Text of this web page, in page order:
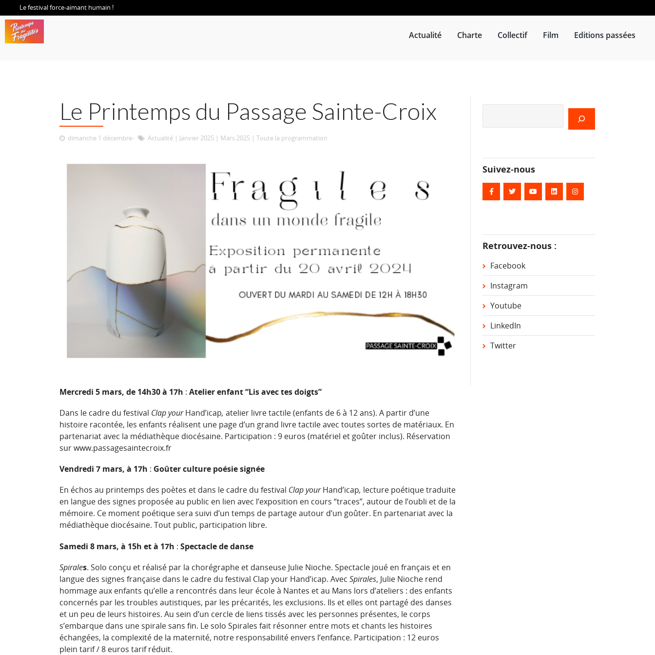
Le festival force-aimant humain !
Actualité Charte Collectif Film Editions passées
Le Printemps du Passage Sainte-Croix
dimanche 1 décembre Actualité | Janvier 2025 | Mars 2025 | Toute la programmation
Mercredi 5 mars, de 14h30 à 17h : Atelier enfant “Lis avec tes doigts”
Dans le cadre du festival Clap yourHand’icap, atelier livre tactile (enfants de 6 à 12 ans). A partir d’une
histoire racontée, les enfants réalisent une page d’un grand livre tactile avec toutes sortes de matériaux. En
partenariat avec la médiathèque diocésaine. Participation : 9 euros (matériel et goûter inclus). Réservation
surwww.passagesaintecroix.fr
Vendredi 7 mars, à 17h : Goûter culture poésie signée
En échos au printemps des poètes et dans le cadre du festival Clap yourHand’icap, lecture poétique traduite
en langue des signes proposée au public en lien avec l’exposition en cours “traces”, autour de l’oubli et de la
mémoire. Ce moment poétique sera suivi d’un temps de partage autour d’un goûter. En partenariat avec la
médiathèque diocésaine. Tout public, participation libre.
Samedi 8 mars, à 15h et à 17h : Spectacle de danse
Spirales. Solo conçu et réalisé par la chorégraphe et danseuse Julie Nioche. Spectacle joué en français et en
langue des signes française dans le cadre du festival Clap your Hand’icap. Avec Spirales, Julie Nioche rend
hommage aux enfants qu’elle a rencontrés dans leur école à Nantes et au Mans lors d’ateliers : des enfants
concernés par les troubles autistiques, par les précarités, les exclusions. Ils et elles ont partagé des danses
et un peu de leurs histoires. Au sein d’un cercle de liens tissés avec les personnes présentes, le corps
s’embarque dans une spirale sans fin. Le solo Spirales fait résonner entre mots et chants les histoires
échangées, la complexité de la maternité, notre responsabilité envers l’enfance. Participation : 12 euros
plein tarif / 8 euros tarif réduit.
Suivez-nous
Retrouvez-nous :
Facebook
Instagram
Youtube
LinkedIn
Twitter